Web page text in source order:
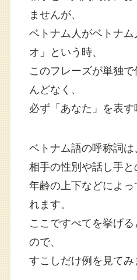
ませんが、
ベトナム人がベトナ
オ」という時、
このフレーズが単独
んどなく、
必ず「あなた」を表す
ベトナム語の呼称詞は、
相手の性別や話し手と
年齢の上下などによ
れます。
ここですべてを挙げ
ので、
すこしだけ例を見てみ